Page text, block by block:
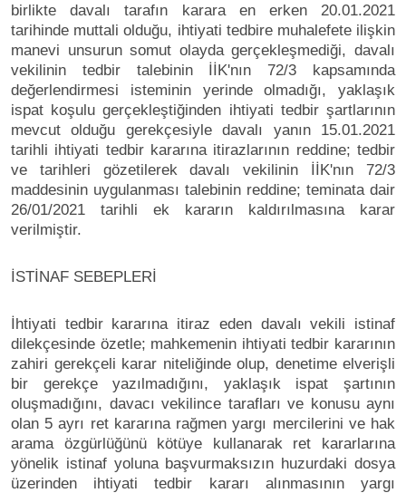
birlikte davalı tarafın karara en erken 20.01.2021
tarihinde muttali olduğu, ihtiyati tedbire muhalefete ilişkin
manevi unsurun somut olayda gerçekleşmediği, davalı
vekilinin tedbir talebinin İİK'nın 72/3 kapsamında
değerlendirmesi isteminin yerinde olmadığı, yaklaşık
ispat koşulu gerçekleştiğinden ihtiyati tedbir şartlarının
mevcut olduğu gerekçesiyle davalı yanın 15.01.2021
tarihli ihtiyati tedbir kararına itirazlarının reddine; tedbir
ve tarihleri gözetilerek davalı vekilinin İİK'nın 72/3
maddesinin uygulanması talebinin reddine; teminata dair
26/01/2021 tarihli ek kararın kaldırılmasına karar
verilmiştir.
İSTİNAF SEBEPLERİ
İhtiyati tedbir kararına itiraz eden davalı vekili istinaf
dilekçesinde özetle; mahkemenin ihtiyati tedbir kararının
zahiri gerekçeli karar niteliğinde olup, denetime elverişli
bir gerekçe yazılmadığını, yaklaşık ispat şartının
oluşmadığını, davacı vekilince tarafları ve konusu aynı
olan 5 ayrı ret kararına rağmen yargı mercilerini ve hak
arama özgürlüğünü kötüye kullanarak ret kararlarına
yönelik istinaf yoluna başvurmaksızın huzurdaki dosya
üzerinden ihtiyati tedbir kararı alınmasının yargı